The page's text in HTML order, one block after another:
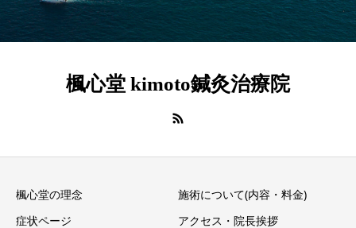
楓心堂 kimoto鍼灸治療院
楓心堂の理念
施術について(内容・料金)
症状ページ
アクセス・院長挨拶